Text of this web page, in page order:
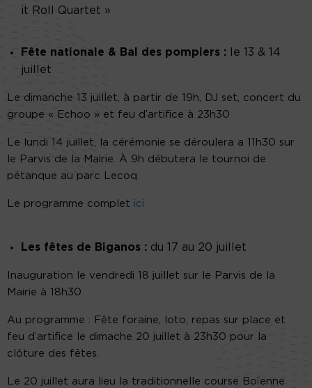
it Roll Quartet »
Fête nationale & Bal des pompiers : le 13 & 14
juillet
Le dimanche 13 juillet, à partir de 19h, DJ set, concert du
groupe « Echoo » et feu d’artifice à 23h30
Le lundi 14 juillet, la cérémonie se déroulera a 11h30 sur
le Parvis de la Mairie. À 9h débutera le tournoi de
pétanque au parc Lecoq
Le programme complet ici
Les fêtes de Biganos : du 17 au 20 juillet
Inauguration le vendredi 18 juillet sur le Parvis de la
Mairie à 18h30
Au programme : Fête foraine, loto, repas sur place et
feu d’artifice le dimache 20 juillet à 23h30 pour la
clôture des fêtes.
Le 20 juillet aura lieu la traditionnelle course Boïenne